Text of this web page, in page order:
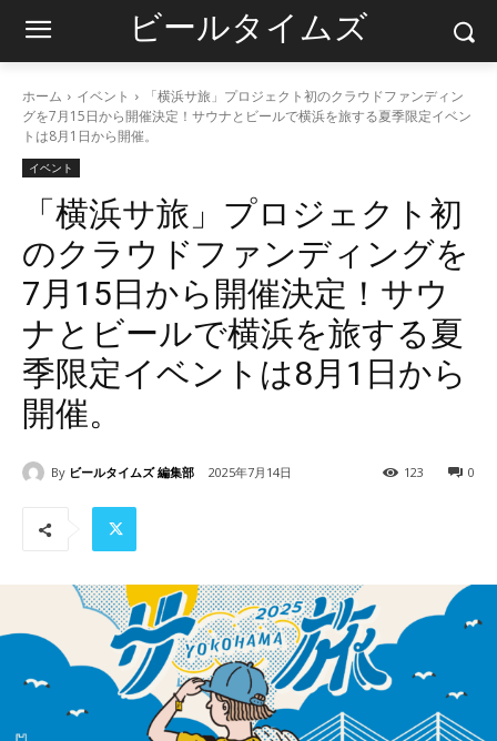
ビールタイムズ
ホーム イベント
「横浜サ旅」プロジェクト初のクラウドファンディン
グを7月15日から開催決定！サウナとビールで横浜を旅する夏季限定イベン
トは8月1日から開催。
イベント
「横浜サ旅」プロジェクト初
のクラウドファンディングを
7月15日から開催決定！サウ
ナとビールで横浜を旅する夏
季限定イベントは8月1日から
開催。
By ビールタイムズ 編集部 2025年7月14日 0
123